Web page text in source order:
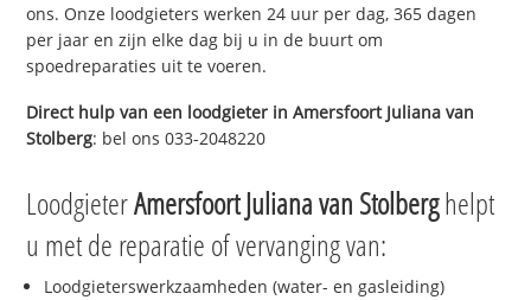
ons. Onze loodgieters werken 24 uur per dag, 365 dagen
per jaar en zijn elke dag bij u in de buurt om
spoedreparaties uit te voeren.
Direct hulp van een loodgieter inAmersfoort Juliana van
Stolberg: bel ons 033-2048220
LoodgieterAmersfoort Juliana van Stolberghelpt
u met de reparatie of vervanging van:
Loodgieterswerkzaamheden (water- en gasleiding)